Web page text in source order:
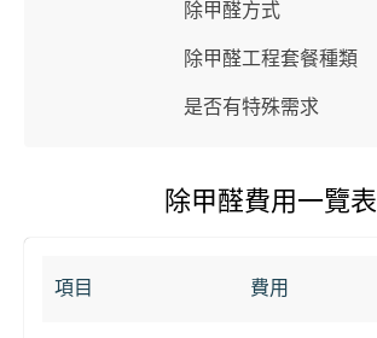
除甲醛方式
除甲醛工程套餐種類
是否有特殊需求
除甲醛費用一覽表
項目 費用